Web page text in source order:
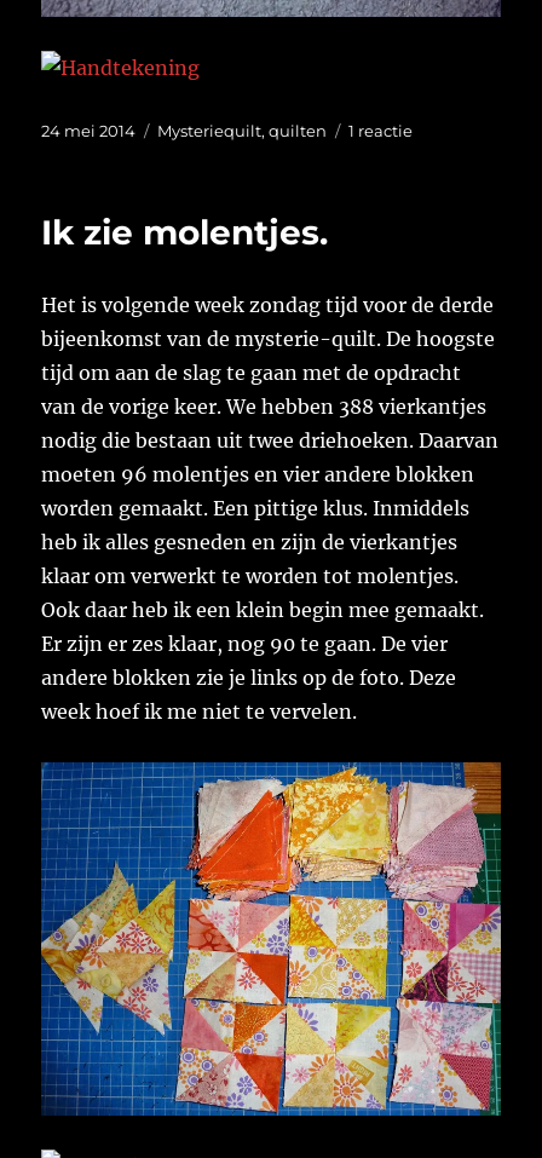
Geplaatst
24 mei 2014 Categorieën
Mysteriequilt,quilten 1 reactieop
Ik zie molentjes.
Het is volgende week zondag tijd voor de derde
bijeenkomst van de mysterie-quilt. De hoogste
tijd om aan de slag te gaan met de opdracht
van de vorige keer. We hebben 388 vierkantjes
nodig die bestaan uit twee driehoeken. Daarvan
moeten 96 molentjes en vier andere blokken
worden gemaakt. Een pittige klus. Inmiddels
heb ik alles gesneden en zijn de vierkantjes
klaar om verwerkt te worden tot molentjes.
Ook daar heb ik een klein begin mee gemaakt.
Er zijn er zes klaar, nog 90 te gaan. De vier
andere blokken zie je links op de foto. Deze
week hoef ik me niet te vervelen.